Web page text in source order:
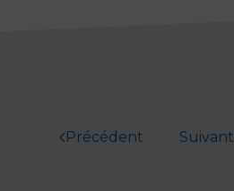
Précédent Suivant